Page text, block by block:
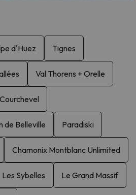
d'Huez Tignes
Val Thorens + Orelle
Courchevel
de Belleville Paradiski
Chamonix Montblanc Unlimited
Les Sybelles Le Grand Massif